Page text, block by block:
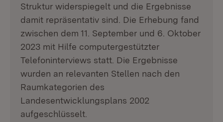
Struktur widerspiegelt und die Ergebnisse
damit repräsentativ sind. Die Erhebung fand
zwischen dem 11. September und 6. Oktober
2023 mit Hilfe computergestützter
Telefoninterviews statt. Die Ergebnisse
wurden an relevanten Stellen nach den
Raumkategorien des
Landesentwicklungsplans 2002
aufgeschlüsselt.